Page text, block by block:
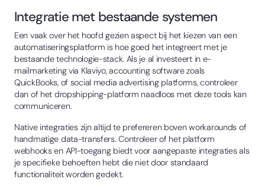
Integratie met bestaande systemen
Een vaak over het hoofd gezien aspect bij het kiezen van een
automatiseringsplatform is hoe goed het integreert met je
bestaande technologie-stack. Als je al investeert in e-
mailmarketing via Klaviyo, accounting software zoals
QuickBooks, of social media advertising platforms, controleer
dan of het dropshipping-platform naadloos met deze tools kan
communiceren.
Native integraties zijn altijd te prefereren boven workarounds of
handmatige data-transfers. Controleer of het platform
webhooks en API-toegang biedt voor aangepaste integraties als
je specifieke behoeften hebt die niet door standaard
functionaliteit worden gedekt.